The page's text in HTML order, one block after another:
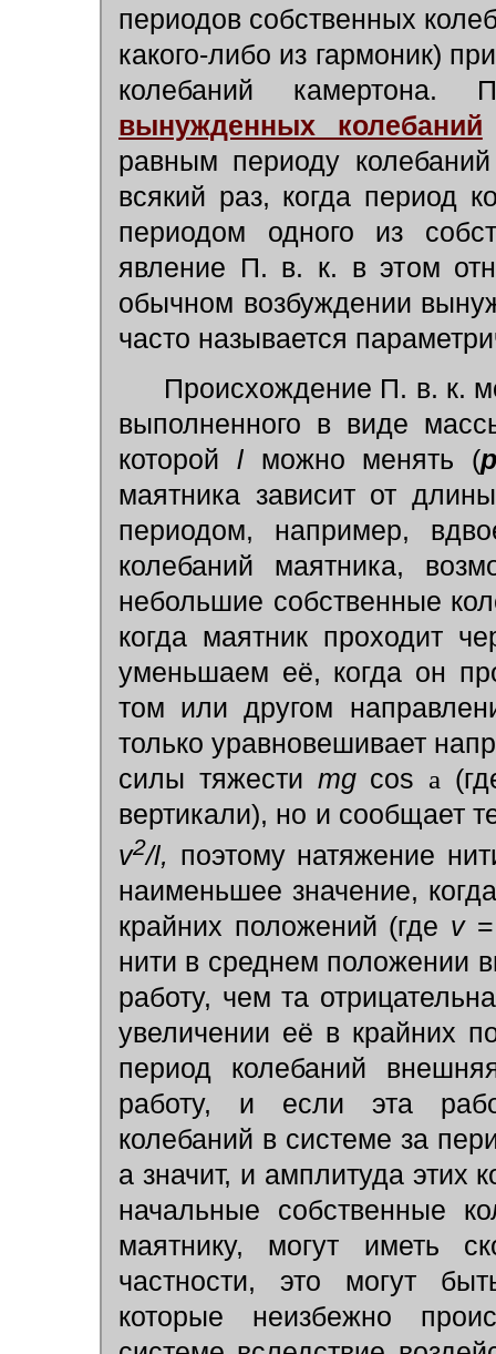
периодов собственных
какого-либо из гармоник)
колебаний
вынужденных колебаний
равным периоду
всякий раз, когда период
периодом одного из
явление П. в. к. в этом
обычном возбуждении
часто называется
Происхождение П. в. к.
выполненного в виде
которой l можно менять (
маятника зависит от
периодом, например,
колебаний маятника,
небольшие собственные
когда маятник проходит
уменьшаем её, когда он
том или другом
только уравновешивает
силы тяжести mgcos a
вертикали), но и сообщает
v2/l, поэтому натяжение
наименьшее значение,
крайних положений (где v=
нити в среднем положении
работу, чем та
увеличении её в крайних
период колебаний
работу, и если эта
колебаний в системе за
а значит, и амплитуда этих
начальные собственные
маятнику, могут иметь
частности, это могут
которые неизбежно